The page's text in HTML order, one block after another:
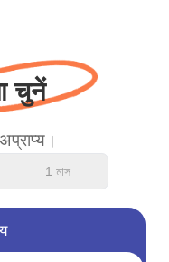
चुनें
1 মাস